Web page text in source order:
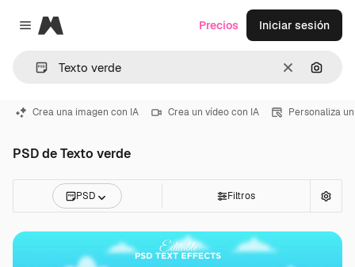
Close menu
Magnific
Borrar
Precios Iniciar sesión
Crea una imagen con IA Crea un vídeo con IA Personaliza
PSD de Texto verde
PSD Filtros